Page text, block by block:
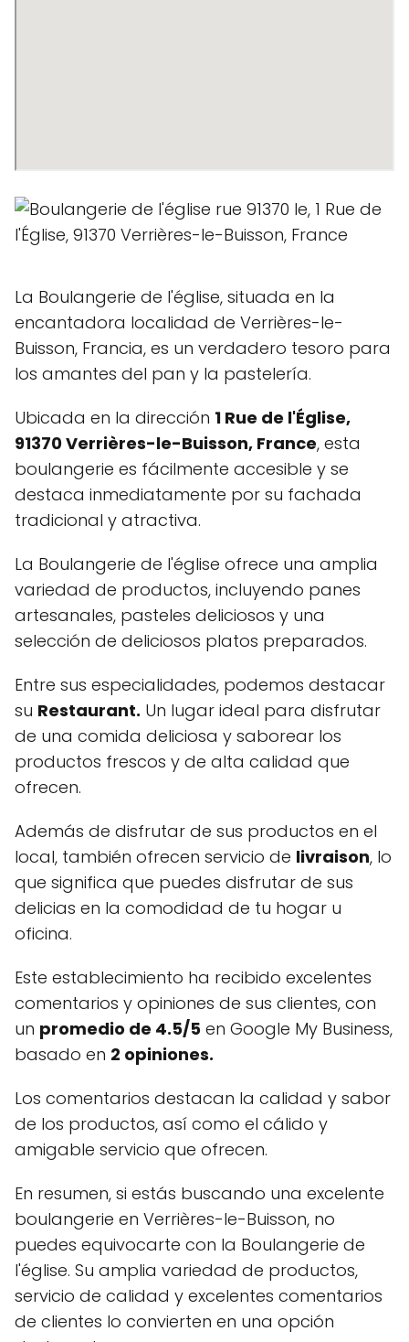
La Boulangerie de l'église, situada en la
encantadora localidad de Verrières-le-
Buisson, Francia, es un verdadero tesoro para
los amantes del pan y la pastelería.
Ubicada en la dirección 1 Rue de l'Église,
91370 Verrières-le-Buisson, France, esta
boulangerie es fácilmente accesible y se
destaca inmediatamente por su fachada
tradicional y atractiva.
La Boulangerie de l'église ofrece una amplia
variedad de productos, incluyendo panes
artesanales, pasteles deliciosos y una
selección de deliciosos platos preparados.
Entre sus especialidades, podemos destacar
su Restaurant. Un lugar ideal para disfrutar
de una comida deliciosa y saborear los
productos frescos y de alta calidad que
ofrecen.
Además de disfrutar de sus productos en el
local, también ofrecen servicio de livraison, lo
que significa que puedes disfrutar de sus
delicias en la comodidad de tu hogar u
oficina.
Este establecimiento ha recibido excelentes
comentarios y opiniones de sus clientes, con
un promedio de 4.5/5 en Google My Business,
basado en 2 opiniones.
Los comentarios destacan la calidad y sabor
de los productos, así como el cálido y
amigable servicio que ofrecen.
En resumen, si estás buscando una excelente
boulangerie en Verrières-le-Buisson, no
puedes equivocarte con la Boulangerie de
l'église. Su amplia variedad de productos,
servicio de calidad y excelentes comentarios
de clientes lo convierten en una opción